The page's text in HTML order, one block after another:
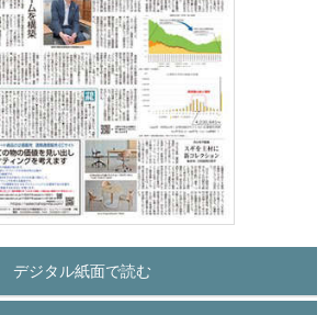
デジタル紙面で読む